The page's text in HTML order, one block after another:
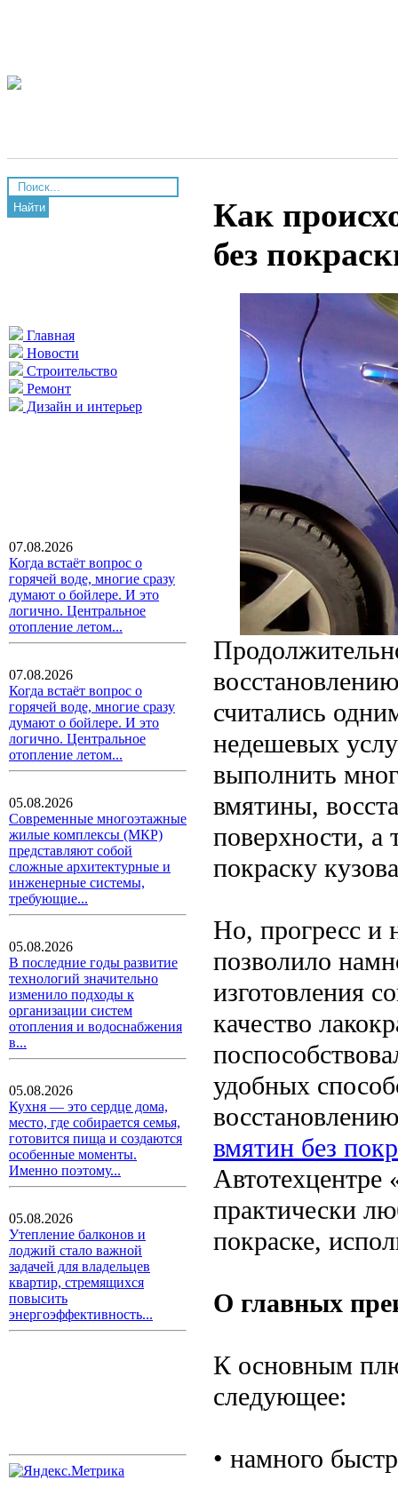
Найти
Главная
Новости
Строительство
Ремонт
Дизайн и интерьер
07.08.2026
Когда встаёт вопрос о
горячей воде, многие сразу
думают о бойлере. И это
логично. Центральное
отопление летом...
07.08.2026
Когда встаёт вопрос о
горячей воде, многие сразу
думают о бойлере. И это
логично. Центральное
отопление летом...
05.08.2026
Современные многоэтажные
жилые комплексы (МКР)
представляют собой
сложные архитектурные и
инженерные системы,
требующие...
05.08.2026
В последние годы развитие
технологий значительно
изменило подходы к
организации систем
отопления и водоснабжения
в...
05.08.2026
Кухня — это сердце дома,
место, где собирается семья,
готовится пища и создаются
особенные моменты.
Именно поэтому...
05.08.2026
Утепление балконов и
лоджий стало важной
задачей для владельцев
квартир, стремящихся
повысить
энергоэффективность...
Как
без
считались
недешевых
выполнить
вмятины,
поверхности, а
покраску
Но, прогресс и
позволило
изготовления
качество
удобных
вмятин без
Автотехцентре
практически
покраске,
О главных
К основным
следующее:
• намного